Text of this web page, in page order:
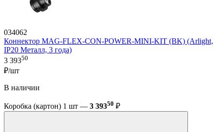
034062
Коннектор MAG-FLEX-CON-POWER-MINI-KIT (BK) (Arlight,
IP20 Металл, 3 года)
3 39350
₽/шт
В наличии
Коробка (картон) 1 шт — 3 39350 ₽